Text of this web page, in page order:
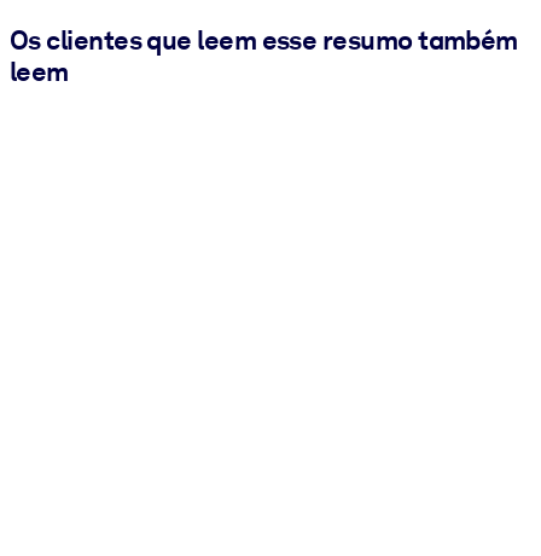
Os clientes que leem esse resumo também
leem